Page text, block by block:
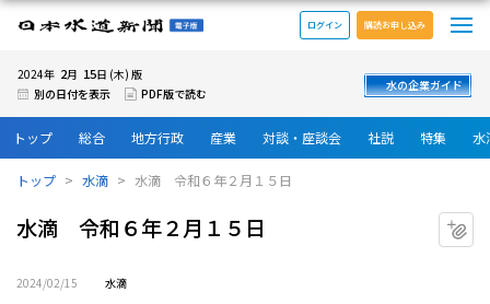
日本水道新聞 電子版
ログイン 購読お申し込み
2024年 2月 15日 (木) 版
別の日付を表示
PDF版で読む
水の企業ガイド
トップ 総合 地方行政 産業 対談・座談会 社説 特集 水
トップ 水滴 水滴 令和６年２月１５日
水滴 令和６年２月１５日
2024/02/15 水滴